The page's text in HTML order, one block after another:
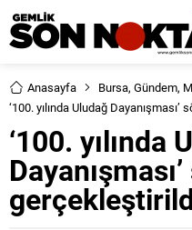
Anasayfa Bursa, Gündem,
‘100. yılında Uludağ
‘100. yılında